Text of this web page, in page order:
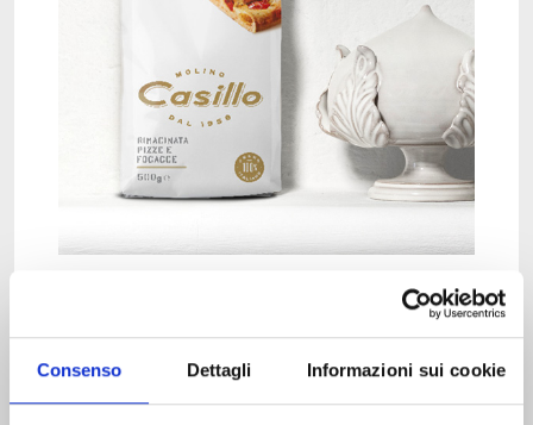
Consenso Dettagli Informazioni sui cookie